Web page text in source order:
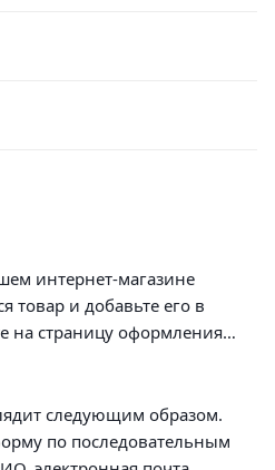
интернет-магазине
товар и добавьте его в
на страницу оформления
следующим образом.
по последовательным